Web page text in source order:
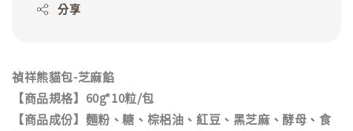
分享
禎祥熊貓包-芝麻餡
【商品規格】60g*10粒/包
【商品成份】麵粉、糖、棕梠油、紅豆、黑芝麻、酵母、食